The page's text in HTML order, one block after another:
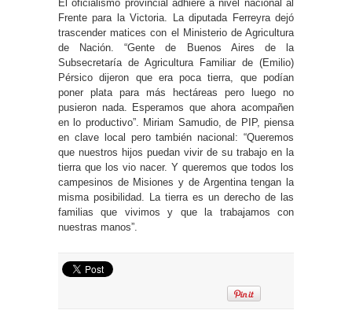
El oficialismo provincial adhiere a nivel nacional al
Frente para la Victoria. La diputada Ferreyra dejó
trascender matices con el Ministerio de Agricultura
de Nación. “Gente de Buenos Aires de la
Subsecretaría de Agricultura Familiar de (Emilio)
Pérsico dijeron que era poca tierra, que podían
poner plata para más hectáreas pero luego no
pusieron nada. Esperamos que ahora acompañen
en lo productivo”. Miriam Samudio, de PIP, piensa
en clave local pero también nacional: “Queremos
que nuestros hijos puedan vivir de su trabajo en la
tierra que los vio nacer. Y queremos que todos los
campesinos de Misiones y de Argentina tengan la
misma posibilidad. La tierra es un derecho de las
familias que vivimos y que la trabajamos con
nuestras manos”.